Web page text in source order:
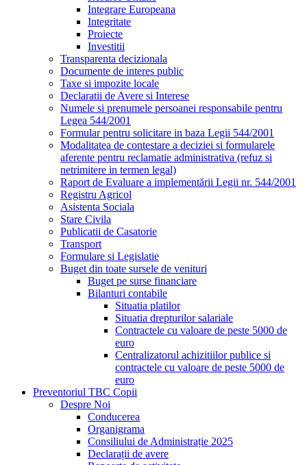
Integrare Europeana
Integritate
Proiecte
Investitii
Transparenta decizionala
Documente de interes public
Taxe si impozite locale
Declaratii de Avere si Interese
Numele si prenumele persoanei responsabile pentru
Legea 544/2001
Formular pentru solicitare in baza Legii 544/2001
Modalitatea de contestare a deciziei si formularele
aferente pentru reclamatie administrativa (refuz si
netrimitere in termen legal)
Raport de Evaluare a implementării Legii nr. 544/2001
Registru Agricol
Asistenta Sociala
Stare Civila
Publicatii de Casatorie
Transport
Formulare si Legislatie
Buget din toate sursele de venituri
Buget pe surse financiare
Bilanturi contabile
Situatia platilor
Situatia drepturilor salariale
Contractele cu valoare de peste 5000 de
euro
Centralizatorul achizitiilor publice si
contractele cu valoare de peste 5000 de
euro
Preventoriul TBC Copii
Despre Noi
Conducerea
Organigrama
Consiliului de Administrație 2025
Declarații de avere